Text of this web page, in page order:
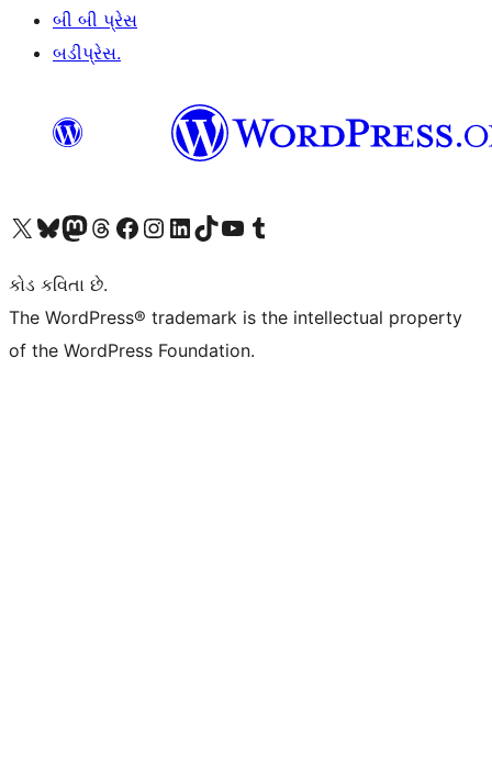
બી બી પ્રેસ
બડીપ્રેસ.
અમારા X (અગાઉ ટ્વિટર) એકાઉન્ટની મુલાકાત લોઅમારા Bluesky એકાઉન્ટની મુલાકાત લોઅમારા માસ્ટોડોન એકાઉન્ટની મુલાકાત લોઅમારા Threads એકાઉન્ટની મુલાકાત લો અમારા ફેસબુક પેજની મુલાકાત લોઅમારા ઇન્સ્ટાગ્રામ એકાઉન્ટની મુલાકાત લો અમારા LinkedIn એકાઉન્ટની મુલાકાત લોઅમારા TikTok એકાઉન્ટની મુલાકાત લોઅમારી YouTube ચેનલની મુલાકાત લો અમારા Tumblr એકાઉન્ટની મુલાકાત લો
કોડ કવિતા છે.
The WordPress® trademark is the intellectual property
of the WordPress Foundation.